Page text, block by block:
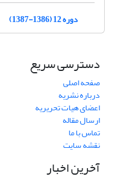
دوره 12 (1386-1387)
دسترسی سریع
صفحه اصلی
درباره نشریه
اعضای هیات تحریریه
ارسال مقاله
تماس با ما
نقشه سایت
آخرین اخبار